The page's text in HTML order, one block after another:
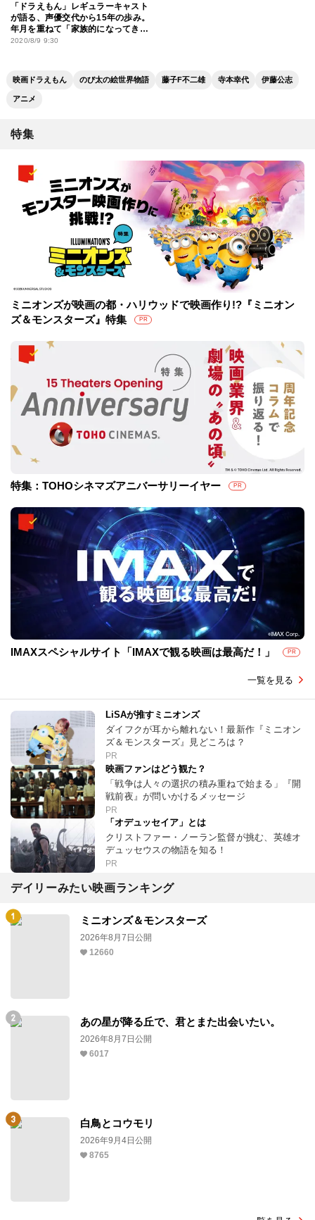
「ドラえもん」レギュラーキャスト
が語る、声優交代から15年の歩み。
年月を重ねて「家族的になってき
た」
2020/8/9 9:30
映画ドラえもん のび太の絵世界物語 藤子F不二雄 寺本幸代 伊藤公志
アニメ
特集
ミニオンズが映画の都・ハリウッドで映画作り!?『ミニオン
ズ＆モンスターズ』特集
PR
特集：TOHOシネマズアニバーサリーイヤー PR
IMAXスペシャルサイト「IMAXで観る映画は最高だ！」 PR
一覧を見る
LiSAが推すミニオンズ
ダイフクが耳から離れない！最新作『ミニオン
ズ＆モンスターズ』見どころは？
PR
映画ファンはどう観た？
「戦争は人々の選択の積み重ねで始まる」『開
戦前夜』が問いかけるメッセージ
PR
「オデュッセイア」とは
クリストファー・ノーラン監督が挑む、英雄オ
デュッセウスの物語を知る！
PR
デイリーみたい映画ランキング
ミニオンズ＆モンスターズ
2026年8月7日公開
12660
あの星が降る丘で、君とまた出会いたい。
2026年8月7日公開
6017
白鳥とコウモリ
2026年9月4日公開
8765